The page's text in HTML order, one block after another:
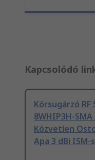
Kapcsolódó
Körsugárzó
8WHIP3H-
Közvetlen
Apa 3 dBi ISM-